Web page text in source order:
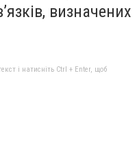
визначених
і натисніть Ctrl + Enter, щоб